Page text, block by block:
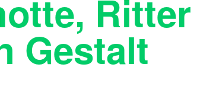
Ritter
Gestalt